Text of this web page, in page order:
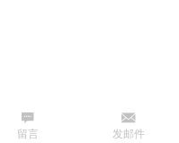
发邮件
留言